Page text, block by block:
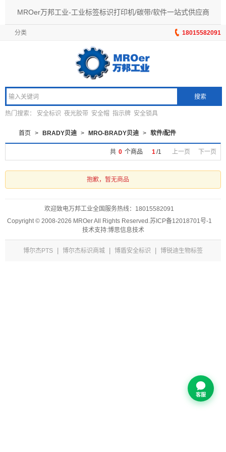
MROer万邦工业-工业标签标识打印机/碳带/软件一站式供应商
18015582091
分类
搜索
热门搜索： 安全标识 夜光胶带 安全帽 指示牌 安全锁具
首页 > BRADY贝迪 > MRO-BRADY贝迪 > 软件/配件
共 0 个商品 1 /1 上一页 下一页
抱歉，暂无商品
欢迎致电万邦工业全国服务热线： 18015582091
Copyright © 2008-2026 MROer All Rights Reserved. 苏ICP备12018701号-1
技术支持:博思信息技术
博尔杰PTS | 博尔杰标识商城 | 博盾安全标识 | 博锐迪生物标签
客服